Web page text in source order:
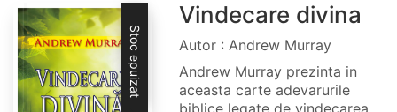
Stoc epuizat
Vindecare divina
Autor : Andrew Murray
Andrew Murray prezinta in
aceasta carte adevarurile
biblice legate de vindecarea